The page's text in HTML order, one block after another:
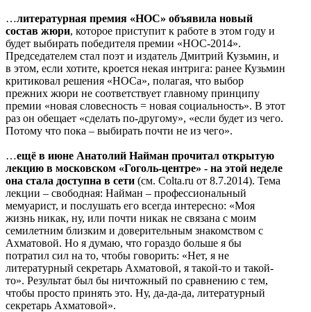
…литературная премия «НОС» объявила новый
состав жюри, которое приступит к работе в этом году и
будет выбирать победителя премии «НОС-2014».
Председателем стал поэт и издатель Дмитрий Кузьмин, и
в этом, если хотите, кроется некая интрига: ранее Кузьмин
критиковал решения «НОСа», полагая, что выбор
прежних жюри не соответствует главному принципу
премии «новая словесность = новая социальность». В этот
раз он обещает «сделать по-другому», «если будет из чего.
Потому что пока – выбирать почти не из чего».
…ещё в июне Анатолий Найман прочитал открытую
лекцию в московском «Гоголь-центре» - на этой неделе
она стала доступна в сети (см. Сolta.ru от 8.7.2014). Тема
лекции – свободная: Найман – профессиональный
мемуарист, и послушать его всегда интересно: «Моя
жизнь никак, ну, или почти никак не связана с моим
семилетним близким и доверительным знакомством с
Ахматовой. Но я думаю, что гораздо больше я бы
потратил сил на то, чтобы говорить: «Нет, я не
литературный секретарь Ахматовой, я такой-то и такой-
то». Результат был бы ничтожный по сравнению с тем,
чтобы просто принять это. Ну, да-да-да, литературный
секретарь Ахматовой».